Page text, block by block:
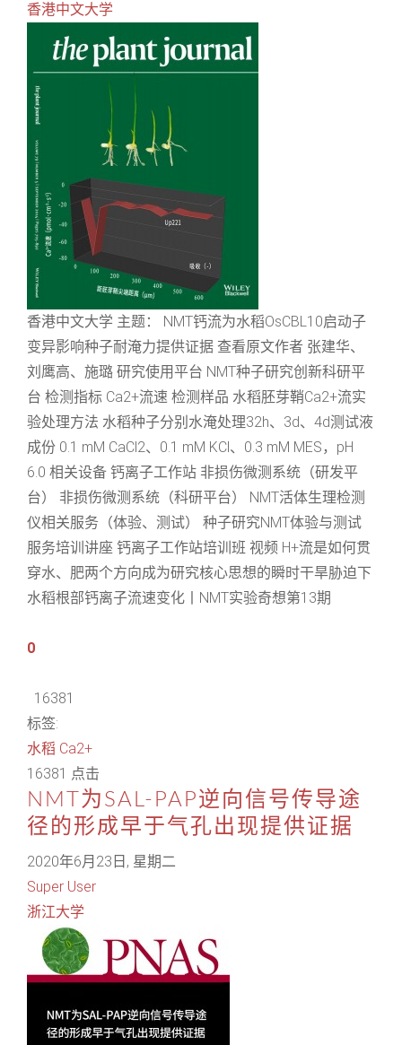
香港中文大学
香港中文大学 主题： NMT钙流为水稻OsCBL10启动子
变异影响种子耐淹力提供证据 查看原文作者 张建华、
刘鹰高、施璐 研究使用平台 NMT种子研究创新科研平
台 检测指标 Ca2+流速 检测样品 水稻胚芽鞘Ca2+流实
验处理方法 水稻种子分别水淹处理32h、3d、4d测试液
成份 0.1 mM CaCl2、0.1 mM KCl、0.3 mM MES，pH
6.0 相关设备 钙离子工作站 非损伤微测系统（研发平
台） 非损伤微测系统（科研平台） NMT活体生理检测
仪相关服务（体验、测试） 种子研究NMT体验与测试
服务培训讲座 钙离子工作站培训班 视频 H+流是如何贯
穿水、肥两个方向成为研究核心思想的瞬时干旱胁迫下
水稻根部钙离子流速变化丨NMT实验奇想第13期
0
16381
标签:
水稻 Ca2+
16381 点击
NMT为SAL-PAP逆向信号传导途
径的形成早于气孔出现提供证据
2020年6月23日, 星期二
Super User
浙江大学